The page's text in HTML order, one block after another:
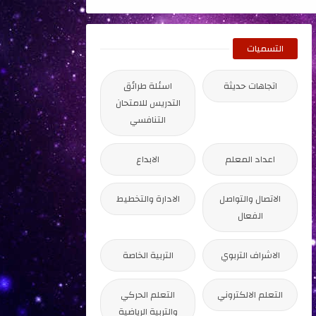
التسميات
اتجاهات حديثة
اسئلة طرائق
التدريس للامتحان
التنافسي
اعداد المعلم الابداع
الاتصال والتواصل
الفعال
الادارة والتخطيط
الاشراف التربوي التربية الخاصة
التعلم الالكتروني
التعلم الحركي
والتربية الرياضية